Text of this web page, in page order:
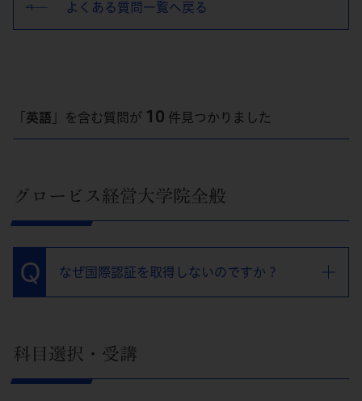
よくある質問一覧へ戻る
英語 」を含む質問が 10 件見つかりました
グロービス経営大学院全般
なぜ国際認証を取得しないのですか？
科目選択・受講